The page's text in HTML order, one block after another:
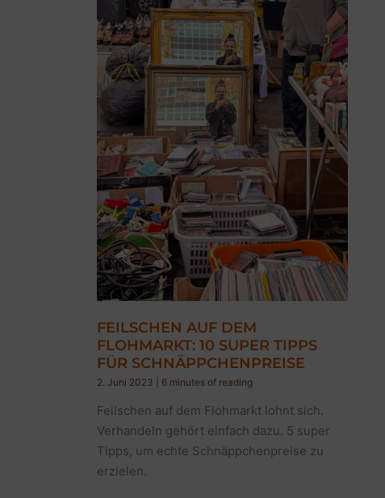
FEILSCHEN AUF DEM
FLOHMARKT: 10 SUPER TIPPS
FÜR SCHNÄPPCHENPREISE
2. Juni 2023 6 minutes of reading
Feilschen auf dem Flohmarkt lohnt sich.
Verhandeln gehört einfach dazu. 5 super
Tipps, um echte Schnäppchenpreise zu
erzielen.